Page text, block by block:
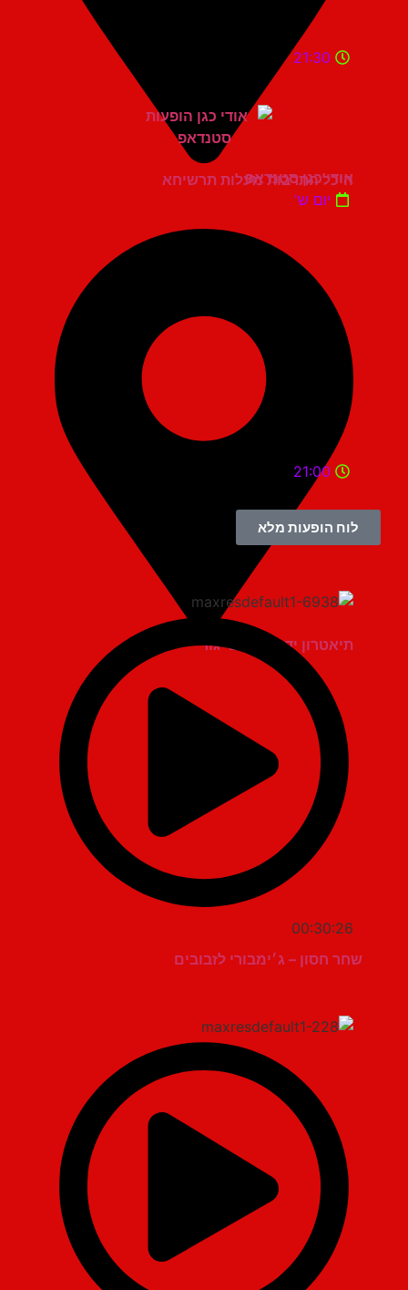
היכל התרבות מעלות תרשיחא
21:30
אודי כגן סטנדאפ
יום ש'
תיאטרון יד למגינים יגור
21:00
לוח הופעות מלא
00:30:26
שחר חסון – ג׳ימבורי לזבובים